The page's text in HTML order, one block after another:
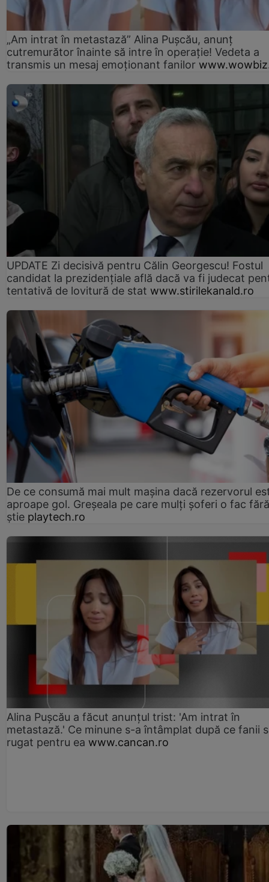
„Am intrat în metastază” Alina Pușcău, anunț
cutremurător înainte să intre în operație! Vedeta a
transmis un mesaj emoționant fanilor
UPDATE Zi decisivă pentru Călin Georgescu! Fostul
candidat la prezidențiale află dacă va fi judecat
tentativă de lovitură de stat www.stirilekanald.ro
De ce consumă mai mult mașina dacă rezervorul
aproape gol. Greșeala pe care mulți șoferi o fac
știe playtech.ro
Alina Pușcău a făcut anunțul trist: 'Am intrat în
metastază.' Ce minune s-a întâmplat după ce fanii
rugat pentru ea www.cancan.ro